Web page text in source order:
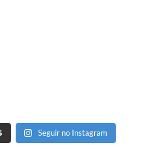
Seguir no Instagram